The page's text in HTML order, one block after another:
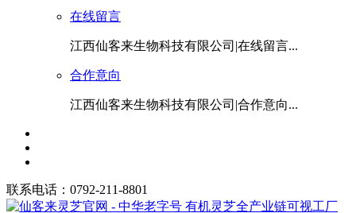
在线留言
江西仙客来生物科技有限公司|在线留言...
合作意向
江西仙客来生物科技有限公司|合作意向...
联系电话：0792-211-8801